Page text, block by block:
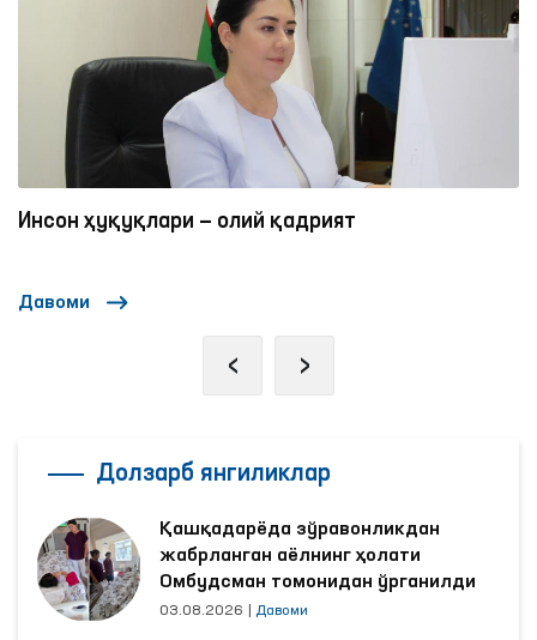
Инсон ҳуқуқлари — олий қадрият
Давоми
‹ ›
Долзарб янгиликлар
Қашқадарёда зўравонликдан
жабрланган аёлнинг ҳолати
Омбудсман томонидан ўрганилди
03.08.2026 Давоми